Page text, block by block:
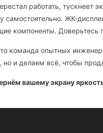
работать,
самостоятельно. ЖК-
компоненты. Доверьтесь
команда опытных
но и делаем всё, чтобы
вашему экрану